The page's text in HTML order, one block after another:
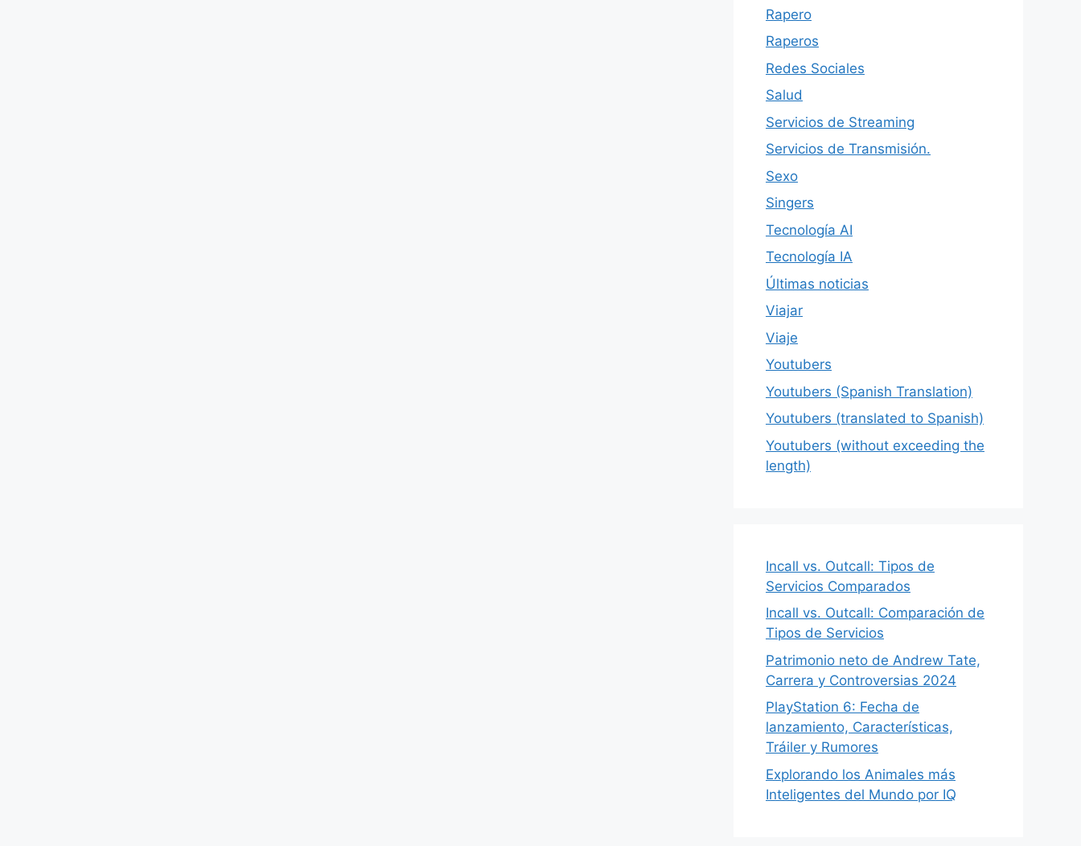
Rapero
Raperos
Redes Sociales
Salud
Servicios de Streaming
Servicios de Transmisión.
Sexo
Singers
Tecnología AI
Tecnología IA
Últimas noticias
Viajar
Viaje
Youtubers
Youtubers (Spanish Translation)
Youtubers (translated to Spanish)
Youtubers (without exceeding the
length)
Incall vs. Outcall: Tipos de
Servicios Comparados
Incall vs. Outcall: Comparación de
Tipos de Servicios
Patrimonio neto de Andrew Tate,
Carrera y Controversias 2024
PlayStation 6: Fecha de
lanzamiento, Características,
Tráiler y Rumores
Explorando los Animales más
Inteligentes del Mundo por IQ